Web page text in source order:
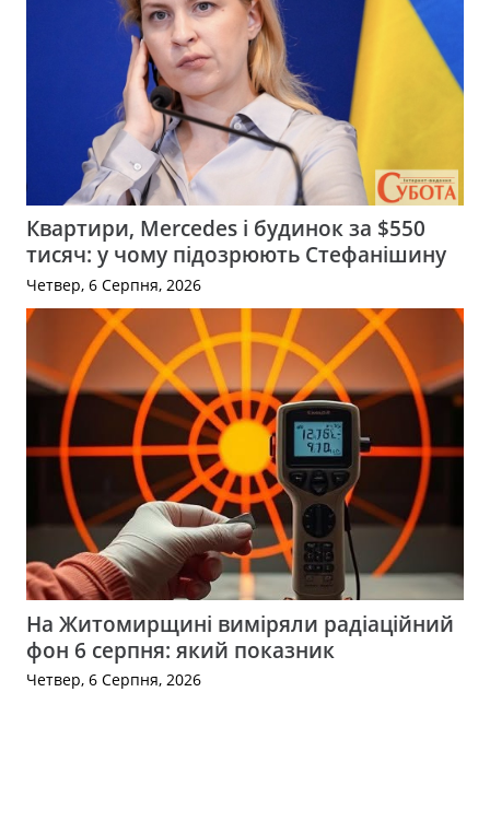
Квартири, Mercedes і будинок за $550
тисяч: у чому підозрюють Стефанішину
Четвер, 6 Серпня, 2026
На Житомирщині виміряли радіаційний
фон 6 серпня: який показник
Четвер, 6 Серпня, 2026